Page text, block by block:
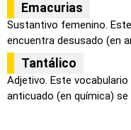
Emacurias
Sustantivo femenino.
encuentra desusado (en
Tantálico
Adjetivo. Este
anticuado (en química) se